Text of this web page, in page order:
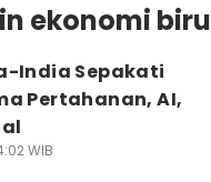
ekonomi biru
India Sepakati
Pertahanan, AI,
WIB